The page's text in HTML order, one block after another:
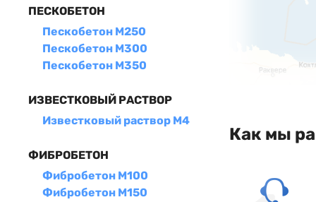
ПЕСКОБЕТОН
Пескобетон М250
Пескобетон М300
Пескобетон М350
ИЗВЕСТКОВЫЙ РАСТВОР
Известковый раствор М4
ФИБРОБЕТОН
Фибробетон М100
Фибробетон М150
Как мы